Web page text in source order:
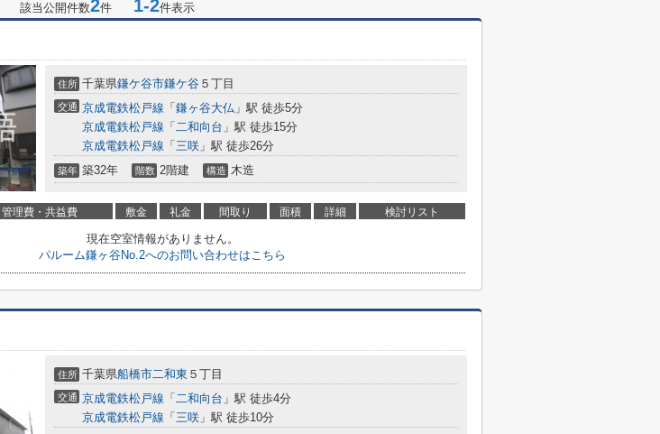
該当公開件数2件 1-2件表示
住所 千葉県鎌ケ谷市鎌ケ谷 ５丁目
交通 京成電鉄松戸線 「 鎌ヶ谷大仏 」駅 徒歩5分
京成電鉄松戸線 「 二和向台 」駅 徒歩15分
京成電鉄松戸線 「 三咲 」駅 徒歩26分
築年 築32年 階数 2階建 構造 木造
管理費・共益費 敷金 礼金 間取り 面積 詳細 検討リスト
現在空室情報がありません。
パルーム鎌ヶ谷No.2へのお問い合わせはこちら
住所 千葉県船橋市二和東 ５丁目
交通 京成電鉄松戸線 「 二和向台 」駅 徒歩4分
京成電鉄松戸線 「 三咲 」駅 徒歩10分